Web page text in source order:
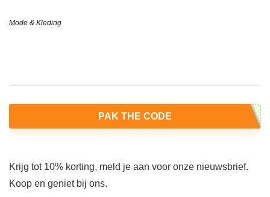
Mode & Kleding
PAK THE CODE
Krijg tot 10% korting, meld je aan voor onze nieuwsbrief.
Koop en geniet bij ons.